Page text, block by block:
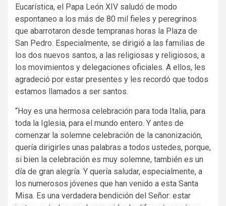
Eucarística, el Papa León XIV saludó de modo
espontaneo a los más de 80 mil fieles y peregrinos
que abarrotaron desde tempranas horas la Plaza de
San Pedro. Especialmente, se dirigió a las familias de
los dos nuevos santos, a las religiosas y religiosos, a
los movimientos y delegaciones oficiales. A ellos, les
agradeció por estar presentes y les recordó que todos
estamos llamados a ser santos.
“Hoy es una hermosa celebración para toda Italia, para
toda la Iglesia, para el mundo entero. Y antes de
comenzar la solemne celebración de la canonización,
quería dirigirles unas palabras a todos ustedes, porque,
si bien la celebración es muy solemne, también es un
día de gran alegría. Y quería saludar, especialmente, a
los numerosos jóvenes que han venido a esta Santa
Misa. Es una verdadera bendición del Señor: estar